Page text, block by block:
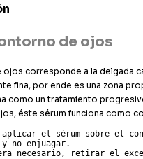
de ojos
corresponde a la delgada
fina, por ende es una zona
como un tratamiento
éste sérum funciona como
aplicar el sérum sobre el
no enjuagar.
necesario, retirar el